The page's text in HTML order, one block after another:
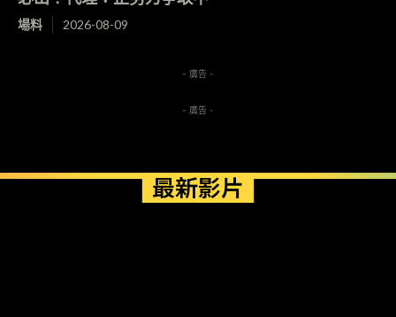
場料 2026-08-09
- 廣告 -
- 廣告 -
最新影片